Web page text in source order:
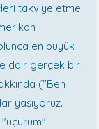
takviye etme
en büyük
dair gerçek bir
("Ben
yaşıyoruz.
"uçurum"